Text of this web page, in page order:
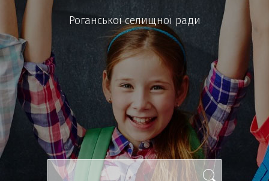
Роганської селищної ради